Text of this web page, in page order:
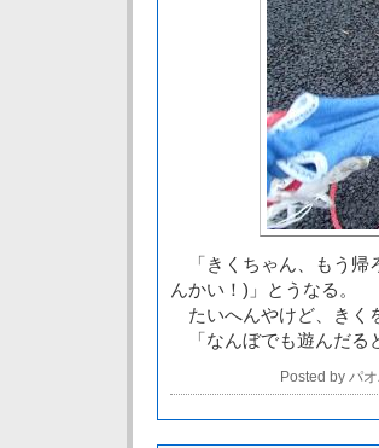
「きくちゃん、もう帰
んかい！)」とうなる。
たいへんやけど、きく
「なんぼでも遊んだる
Posted by パ